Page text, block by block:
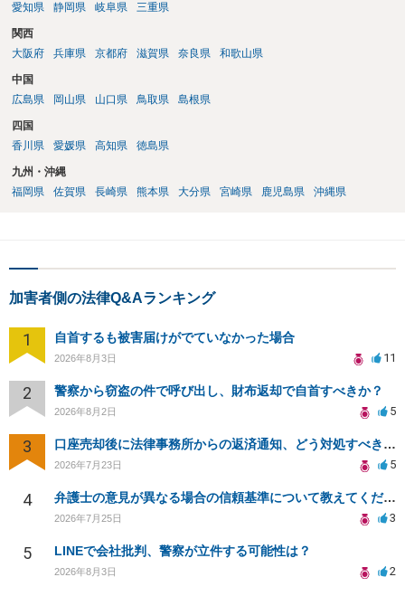
愛知県
静岡県 岐阜県 三重県
関西
大阪府
兵庫県 京都府 滋賀県 奈良県 和歌山県
中国
広島県
岡山県 山口県 鳥取県 島根県
四国
香川県
愛媛県 高知県 徳島県
九州・沖縄
福岡県
佐賀県 長崎県 熊本県 大分県 宮崎県 鹿児島県 沖縄県
加害者側の法律Q&Aランキング
1 自首するも被害届けがでていなかった場合
2026年8月3日 11
2 警察から窃盗の件で呼び出し、財布返却で自首すべきか？
2026年8月2日 5
3 口座売却後に法律事務所からの返済通知、どう対処すべきか？
2026年7月23日 5
4 弁護士の意見が異なる場合の信頼基準について教えてください
2026年7月25日 3
5 LINEで会社批判、警察が立件する可能性は？
2026年8月3日 2